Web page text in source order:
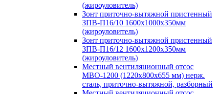
(жироуловитель)
Зонт приточно-вытяжной пристенный
ЗПВ-П16/10 1600х1000х350мм
(жироуловитель)
Зонт приточно-вытяжной пристенный
ЗПВ-П16/12 1600х1200х350мм
(жироуловитель)
Местный вентиляционный отсос
МВО-1200 (1220х800х655 мм) нерж.
сталь, приточно-вытяжной, разборный